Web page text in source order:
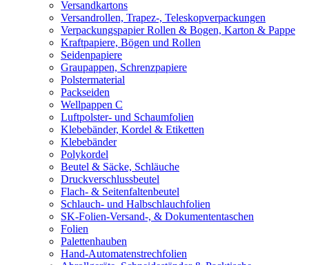
Versandkartons
Versandrollen, Trapez-, Teleskopverpackungen
Verpackungspapier Rollen & Bogen, Karton & Pappe
Kraftpapiere, Bögen und Rollen
Seidenpapiere
Graupappen, Schrenzpapiere
Polstermaterial
Packseiden
Wellpappen C
Luftpolster- und Schaumfolien
Klebebänder, Kordel & Etiketten
Klebebänder
Polykordel
Beutel & Säcke, Schläuche
Druckverschlussbeutel
Flach- & Seitenfaltenbeutel
Schlauch- und Halbschlauchfolien
SK-Folien-Versand-, & Dokumententaschen
Folien
Palettenhauben
Hand-Automatenstrechfolien